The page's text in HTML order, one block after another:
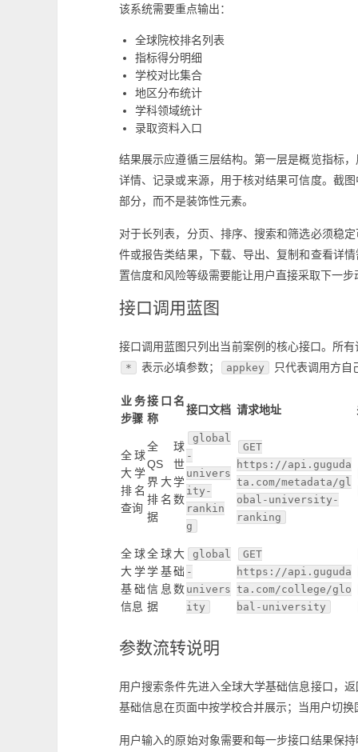
该系统需要重点输出：
全球院校排名列表
指标得分明细
学校对比集合
地区分布统计
学科领域统计
录取资料入口
结果展示应遵循三层结构。第一层是概览指标
详情、记录或来源，用于核对结果可信度。截
部分，而不是装饰性元素。
对于长列表，分页、排序、搜索和筛选必须稳
件或报告类结果，下载、导出、复制和查看详
置信度和风险等级需要能让用户直接采取下一步
接口调用蓝图
接口调用蓝图只列出当前案例的核心接口。所
* 表示必填参数； appkey 只代表调用方自
业务
步骤
接口名
称
接口文档 请求地址
全球
大学
排名
查询
全球
QS 世
界大学
排名数
据
global
-
univers
ity-
rankin
g
GET
https://api.guguda
ta.com/metadata/gl
obal-university-
ranking
全球
大学
基础
信息
全球大
学基础
信息数
据
global
-
univers
ity
GET
https://api.guguda
ta.com/college/glo
bal-university
参数流转说明
用户搜索条件先进入全球大学基础信息接口，
基础信息在页面中按学校合并展示；当用户切
用户输入的原始对象需要和每一步接口结果保